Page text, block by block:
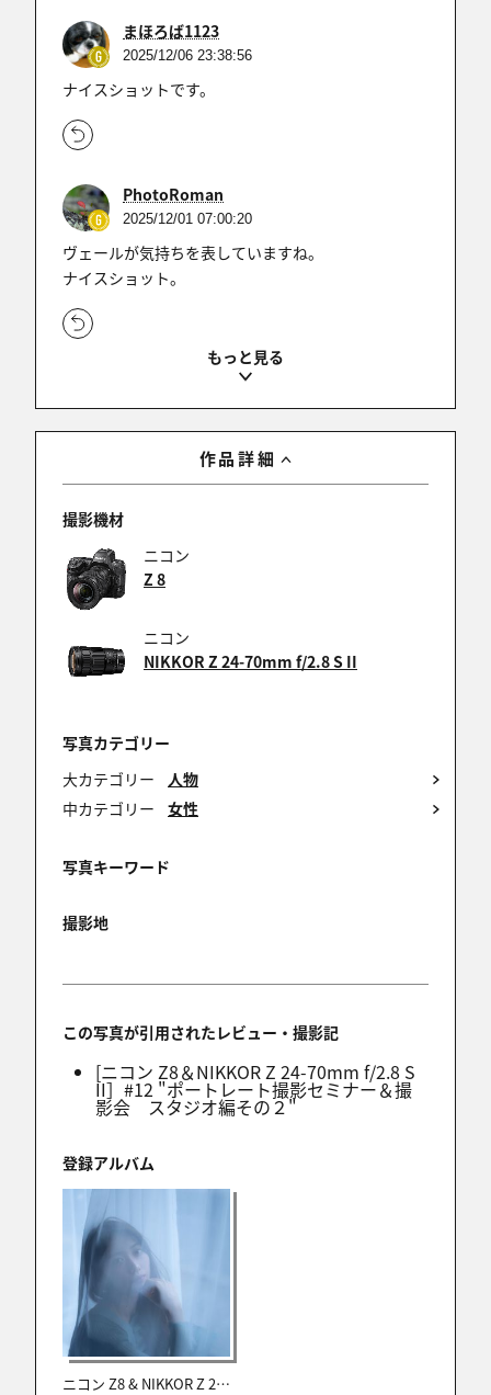
まほろば1123
2025/12/06 23:38:56
ナイスショットです。
PhotoRoman
2025/12/01 07:00:20
ヴェールが気持ちを表していますね。
ナイスショット。
2025/11/30 22:35:53
aria
2025/11/30 20:57:41
素敵な表現ですね✨
寒色寄りの味付けも素敵ですね
土偶
素敵なナイスショットですね。
ナイスポートレートです!!
@花秋翠
2025/11/30 17:27:07
✨いくせんのほし★播磨へ
2025/11/30 15:22:18
🎶✨ღ˘◡˘ற✨ステキな作品いいですねー❗️ 🤩
❇️🌟(👍¯꒳¯) 🅽️🅸️🅲️🅴️⤴️⤴️⤴️💖️ྀショットです❗️❗️❗️。👏
✨🎵
作品詳細
撮影機材
ニコン
Z 8
ニコン
NIKKOR Z 24-70mm f/2.8 S II
写真カテゴリー
大カテゴリー
人物
中カテゴリー
女性
写真キーワード
撮影地
この写真が引用されたレビュー・撮影記
[ニコン Z8＆NIKKOR Z 24-70mm f/2.8 S
II］#12 "ポートレート撮影セミナー＆撮
影会 スタジオ編その２"
登録アルバム
ニコン Z8 & NIKKOR Z 24-70mm f/2.8 S II レビュー